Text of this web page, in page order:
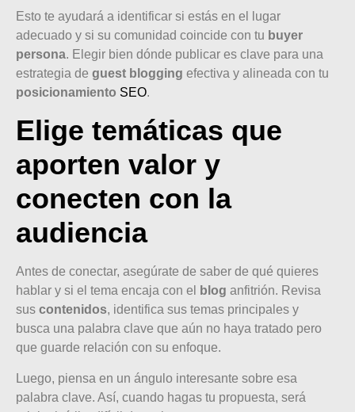
Esto te ayudará a identificar si estás en el lugar
adecuado y si su comunidad coincide con tu buyer
persona. Elegir bien dónde publicar es clave para una
estrategia de guest blogging efectiva y alineada con tu
posicionamiento SEO.
Elige temáticas que
aporten valor y
conecten con la
audiencia
Antes de conectar, asegúrate de saber de qué quieres
hablar y si el tema encaja con el
blog anfitrión. Revisa
sus contenidos, identifica sus temas principales y
busca una palabra clave que aún no haya tratado pero
que guarde relación con su enfoque.
Luego, piensa en un ángulo interesante sobre esa
palabra clave. Así, cuando hagas tu propuesta, será